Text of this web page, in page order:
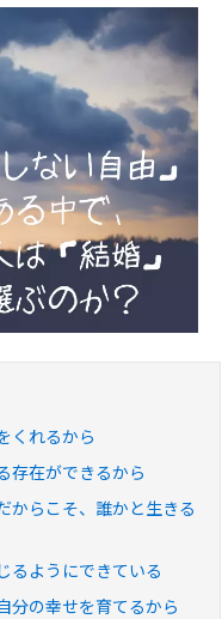
くれるから
存在ができるから
からこそ、誰かと生きる
るようにできている
分の幸せを育てるから